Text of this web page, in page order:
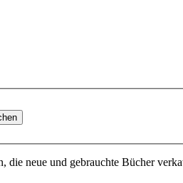
die neue und gebrauchte Bücher